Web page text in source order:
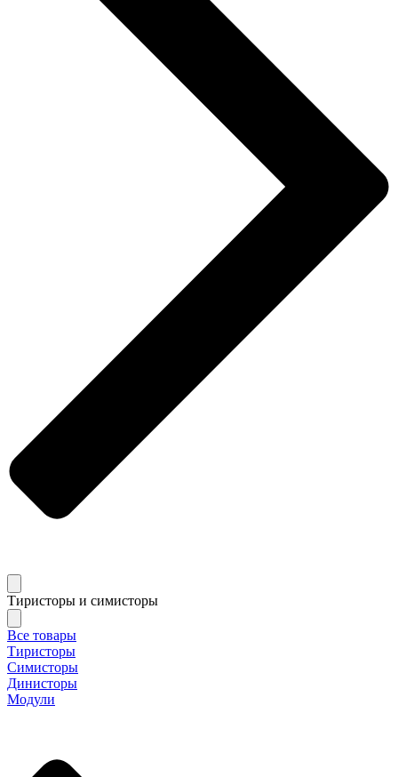
Тиристоры и симисторы
Все товары
Тиристоры
Симисторы
Динисторы
Модули